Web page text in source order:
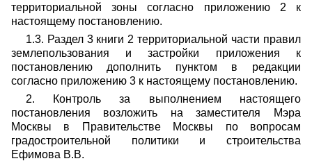
территориальной зоны согласно приложению 2 к
настоящему постановлению.
1.3. Раздел 3 книги 2 территориальной части правил
землепользования и застройки приложения к
постановлению дополнить пунктом в редакции
согласно приложению 3 к настоящему постановлению.
2. Контроль за выполнением настоящего
постановления возложить на заместителя Мэра
Москвы в Правительстве Москвы по вопросам
градостроительной политики и строительства
Ефимова В.В.